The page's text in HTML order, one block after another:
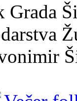
Grada